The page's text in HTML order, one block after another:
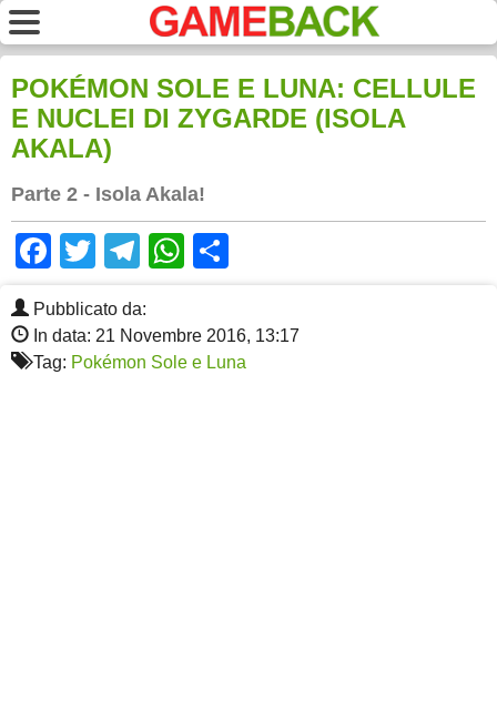
POKÉMON SOLE E LUNA: CELLULE
E NUCLEI DI ZYGARDE (ISOLA
AKALA)
Parte 2 - Isola Akala!
Facebook
TwitterTelegram
WhatsApp
Pubblicato da:
In data: 21 Novembre 2016, 13:17
Tag: Pokémon Sole e Luna